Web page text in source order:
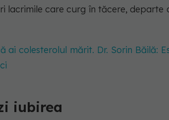
lacrimile care curg în tăcere, departe
ai colesterolul mărit. Dr. Sorin Băilă:
iubirea